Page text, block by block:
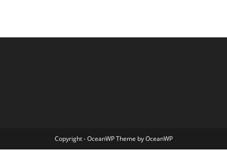
Copyright - OceanWP Theme by OceanWP